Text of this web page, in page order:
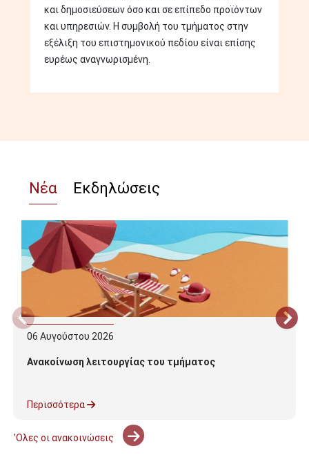
και δημοσιεύσεων όσο και σε επίπεδο προϊόντων
και υπηρεσιών. Η συμβολή του τμήματος στην
εξέλιξη του επιστημονικού πεδίου είναι επίσης
ευρέως αναγνωρισμένη.
Νέα Εκδηλώσεις
06 Αυγούστου 2026
Ανακοίνωση λειτουργίας του τμήματος
Περισσότερα
'Ολες οι ανακοινώσεις